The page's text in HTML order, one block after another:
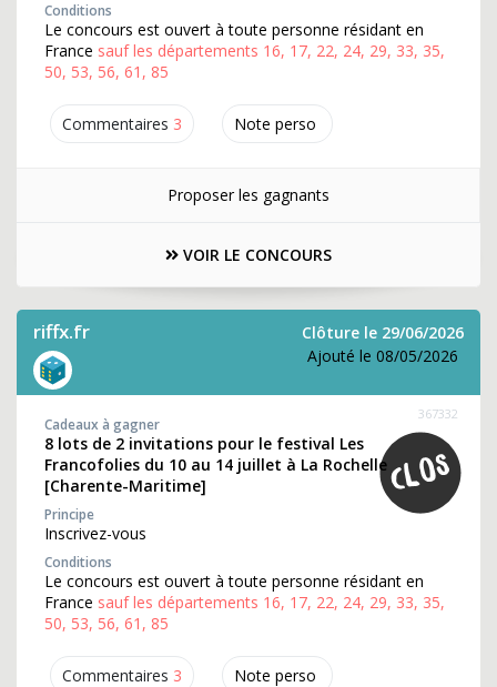
Commentaires 3 Note perso
Conditions
Le concours est ouvert à toute personne résidant en
France sauf les départements 16, 17, 22, 24, 29, 33, 35,
50, 53, 56, 61, 85
Proposer les gagnants
VOIR LE CONCOURS
riffx.fr
Clôture le 29/06/2026
Ajouté le 08/05/2026
Commentaires 3 Note perso
367332
Cadeaux à gagner
8 lots de 2 invitations pour le festival Les
Francofolies du 10 au 14 juillet à La Rochelle
[Charente-Maritime]
Principe
Inscrivez-vous
Conditions
Le concours est ouvert à toute personne résidant en
France sauf les départements 16, 17, 22, 24, 29, 33, 35,
50, 53, 56, 61, 85